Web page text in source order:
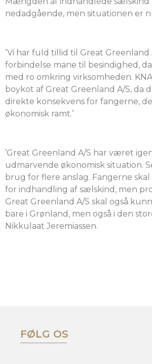
nedadgående, men situationen er
’Vi har fuld tillid til Great Greenland
forbindelse mane til besindighed,
med ro omkring virksomheden.
boykot af Great Greenland A/S, da
direkte konsekvens for fangerne,
økonomisk ramt.’
’Great Greenland A/S har været
udmarvende økonomisk situation.
brug for flere anslag. Fangerne
for indhandling af sælskind, men
Great Greenland A/S skal også
bare i Grønland, men også i den
Nikkulaat Jeremiassen.
FØLG OS